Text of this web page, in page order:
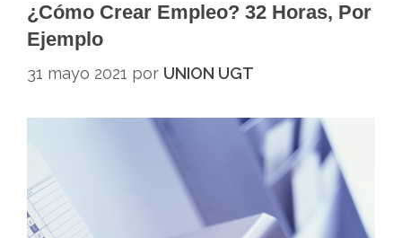
¿Cómo Crear Empleo? 32 Horas, Por
Ejemplo
31 mayo 2021 por UNION UGT